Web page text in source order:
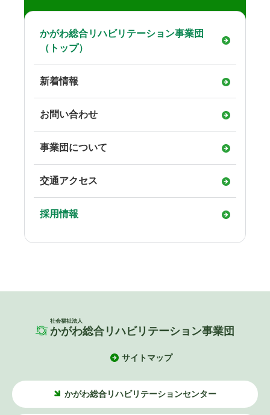
かがわ総合リハビリテーション事業団
（トップ）
新着情報
お問い合わせ
事業団について
交通アクセス
採用情報
社会福祉法人
かがわ総合リハビリテーション事業団
サイトマップ
かがわ総合リハビリテーションセンター